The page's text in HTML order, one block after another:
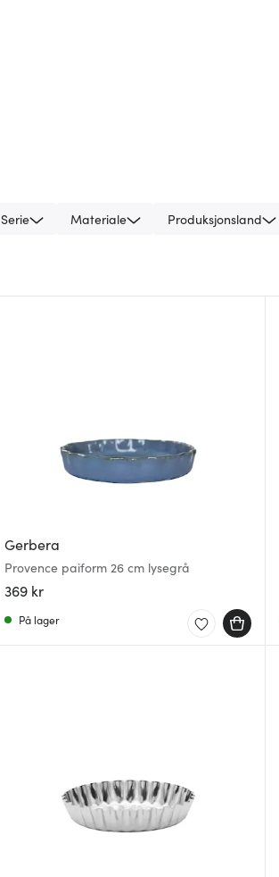
Serie Materiale Produksjonsland
Gerbera
Provence paiform 26 cm lysegrå
369 kr
På lager